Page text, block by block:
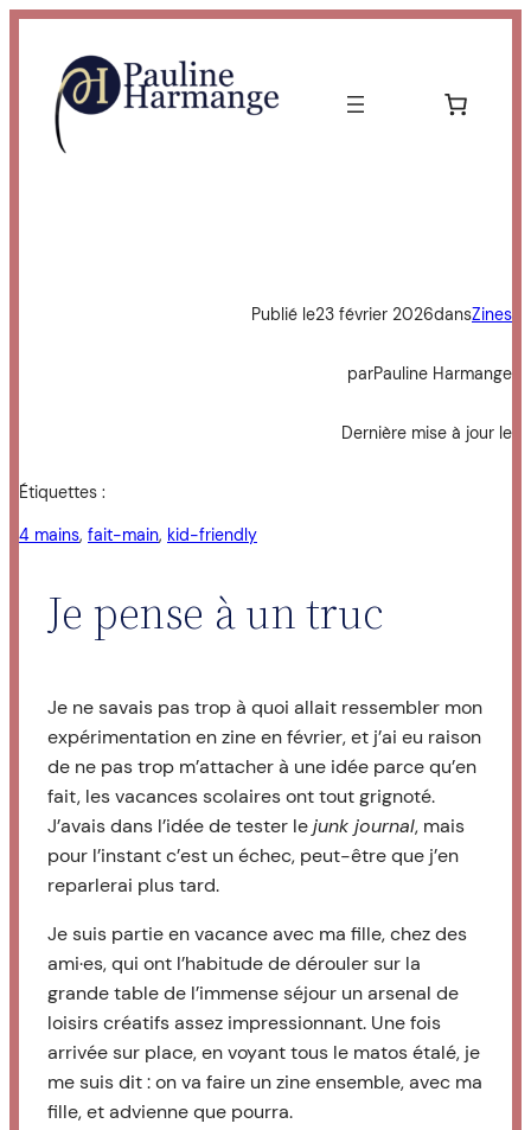
contenu
Publié le23 février 2026dansZines
parPauline Harmange
Dernière mise à jour le
Étiquettes :
4 mains, fait-main, kid-friendly
Je pense à un truc
Je ne savais pas trop à quoi allait ressembler mon
expérimentation en zine en février, et j’ai eu raison
de ne pas trop m’attacher à une idée parce qu’en
fait, les vacances scolaires ont tout grignoté.
J’avais dans l’idée de tester lejunk journal, mais
pour l’instant c’est un échec, peut-être que j’en
reparlerai plus tard.
Je suis partie en vacance avec ma fille, chez des
ami·es, qui ont l’habitude de dérouler sur la
grande table de l’immense séjour un arsenal de
loisirs créatifs assez impressionnant. Une fois
arrivée sur place, en voyant tous le matos étalé, je
me suis dit : on va faire un zine ensemble, avec ma
fille, et advienne que pourra.